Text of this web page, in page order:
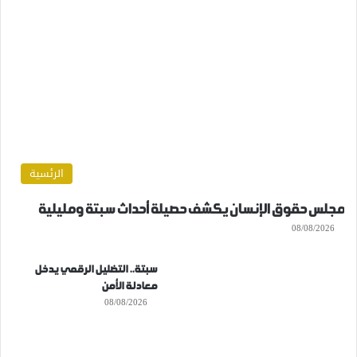
الرئسية
مجلس حقوق الإنسان يكشف حصيلة أحداث سبتة ومليلية
08/08/2026
سبتة.. التضليل الرقمي يدخل
معادلة الأمن
08/08/2026